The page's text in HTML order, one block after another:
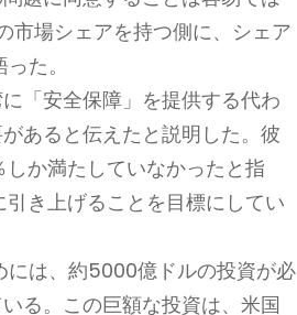
市場シェアを持つ側に、シェア
た。
「安全保障」を提供する代わ
あると伝えたと説明した。彼
か満たしていなかったと指
き上げることを目標にしてい
には、約5000億ドルの投資が必
る。この巨額な投資は、米国